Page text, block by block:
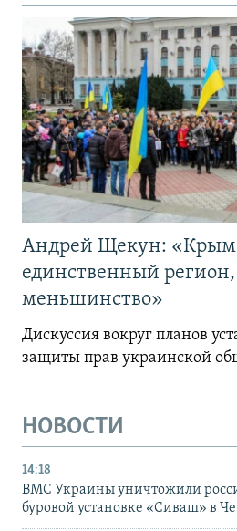
Андрей Щекун: «Крым
единственный
меньшинство»
Дискуссия вокруг планов
защиты прав украинской
НОВОСТИ
14:18
ВМС Украины уничтожили
буровой установке «Сиваш» в